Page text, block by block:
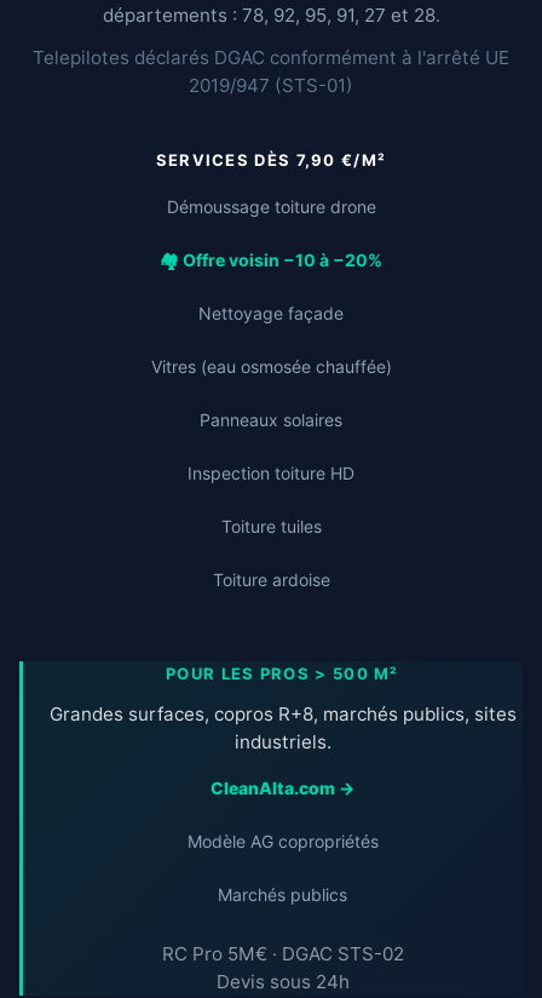
départements : 78, 92, 95, 91, 27 et 28.
Telepilotes déclarés DGAC conformément à l'arrêté UE
2019/947 (STS-01)
SERVICES DÈS 7,90 €/M²
Démoussage toiture drone
🏘️ Offre voisin −10 à −20%
Nettoyage façade
Vitres (eau osmosée chauffée)
Panneaux solaires
Inspection toiture HD
Toiture tuiles
Toiture ardoise
POUR LES PROS > 500 M²
Grandes surfaces, copros R+8, marchés publics, sites
industriels.
CleanAlta.com →
Modèle AG copropriétés
Marchés publics
RC Pro 5M€ · DGAC STS-02
Devis sous 24h